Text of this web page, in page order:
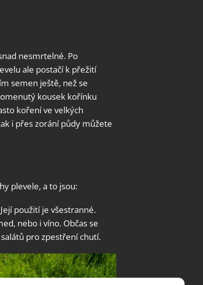
nesmrtelné. Po
ale postačí k přežití
semen ještě, než se
kousek kořínku
koření ve velkých
i přes zorání půdy můžete
plevele, a to jsou:
použití je všestranné.
nebo i víno. Občas se
pro zpestření chutí.